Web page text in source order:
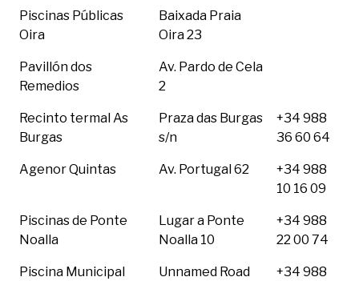
Piscinas Públicas
Oira
Baixada Praia
Oira 23
Pavillón dos
Remedios
Av. Pardo de Cela
2
Recinto termal As
Burgas
Praza das Burgas
s/n
+34 988
36 60 64
Agenor Quintas Av. Portugal 62
+34 988
10 16 09
Piscinas de Ponte
Noalla
Lugar a Ponte
Noalla 10
+34 988
22 00 74
Piscina Municipal
Unnamed Road
+34 988